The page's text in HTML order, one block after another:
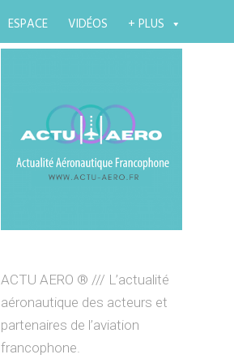
ESPACE VIDÉOS + PLUS
ACTU AERO ® /// L’actualité
aéronautique des acteurs et
partenaires de l’aviation
francophone.